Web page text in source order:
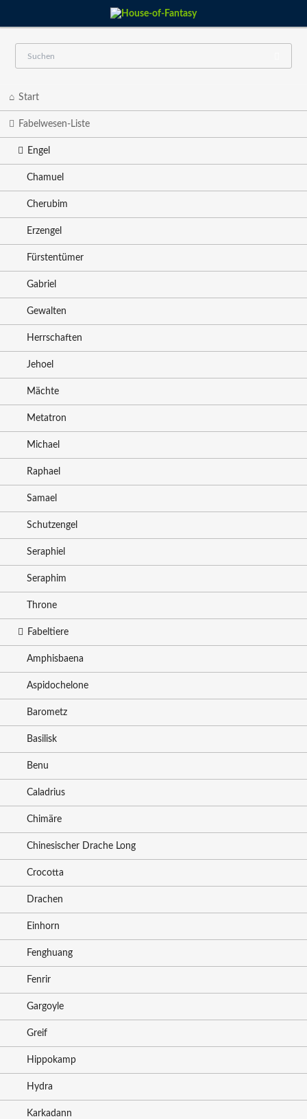
Start
Fabelwesen-Liste
Engel
Chamuel
Cherubim
Erzengel
Fürstentümer
Gabriel
Gewalten
Herrschaften
Jehoel
Mächte
Metatron
Michael
Raphael
Samael
Schutzengel
Seraphiel
Seraphim
Throne
Fabeltiere
Amphisbaena
Aspidochelone
Barometz
Basilisk
Benu
Caladrius
Chimäre
Chinesischer Drache Long
Crocotta
Drachen
Einhorn
Fenghuang
Fenrir
Gargoyle
Greif
Hippokamp
Hydra
Karkadann